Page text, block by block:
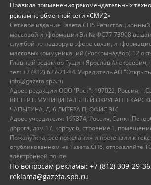
Правила применения рекомендательных
рекламно-обменной сети «СМИ2»
Сетевое издание Газета.СПб
массовой информации Эл № ФС77-73908
службой по надзору в сфере связи,
массовых коммуникаций (Роскомнадзор) 12
Главный редактор Гущин Ярослав Алексеевич,
тел: +7 (812) 627-21-84. Учредитель АО
info@gazeta.spb.ru
Адрес редакции ООО "Рост": 197022, Россия,
ВН.ТЕР.Г. МУНИЦИПАЛЬНЫЙ ОКРУГ
ЧАПЫГИНА, Д. 6 ЛИТЕРА П, ОФИС 316
Адрес учредителя: 197374, Россия, Санкт-
дорога, дом 17, корпус 6, строение 1,
Пожалуйста, все пожелания и претензии к
опубликованном на Газета.СПб, отправляйте
электронной почте.
По вопросам рекламы: +7 (812) 309-29-36,
reklama@gazeta.spb.ru